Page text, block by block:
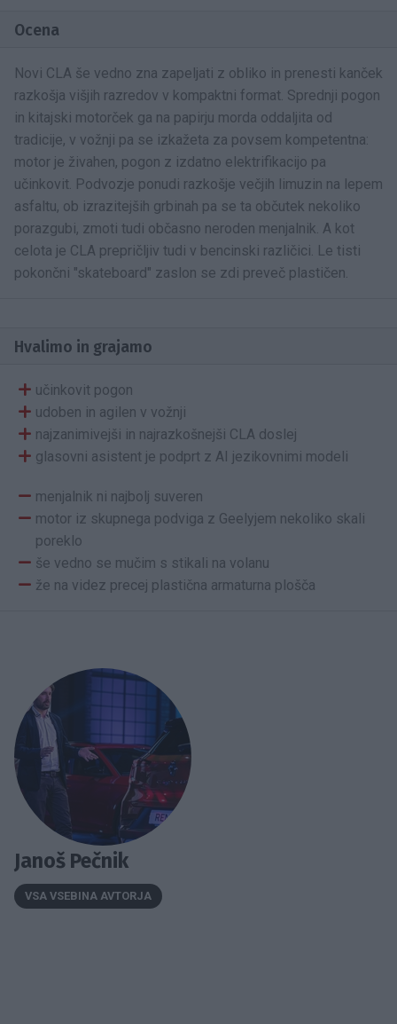
Ocena
Novi CLA še vedno zna zapeljati z obliko in prenesti kanček
razkošja višjih razredov v kompaktni format. Sprednji pogon
in kitajski motorček ga na papirju morda oddaljita od
tradicije, v vožnji pa se izkažeta za povsem kompetentna:
motor je živahen, pogon z izdatno elektrifikacijo pa
učinkovit. Podvozje ponudi razkošje večjih limuzin na lepem
asfaltu, ob izrazitejših grbinah pa se ta občutek nekoliko
porazgubi, zmoti tudi občasno neroden menjalnik. A kot
celota je CLA prepričljiv tudi v bencinski različici. Le tisti
pokončni "skateboard" zaslon se zdi preveč plastičen.
Hvalimo in grajamo
učinkovit pogon
udoben in agilen v vožnji
najzanimivejši in najrazkošnejši CLA doslej
glasovni asistent je podprt z AI jezikovnimi modeli
menjalnik ni najbolj suveren
motor iz skupnega podviga z Geelyjem nekoliko skali
poreklo
še vedno se mučim s stikali na volanu
že na videz precej plastična armaturna plošča
Janoš Pečnik
VSA VSEBINA AVTORJA